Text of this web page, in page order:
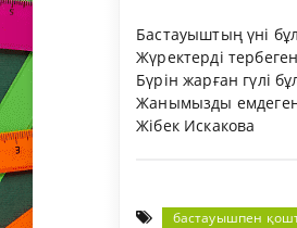
Бастауыштың үні
Жүректерді
Бүрін жарған гүлі
Жанымызды
Жібек Искакова
бастауышпен